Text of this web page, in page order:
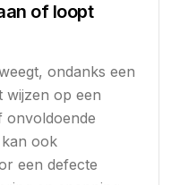
of loopt
ondanks een
wijzen op een
onvoldoende
ook
een defecte